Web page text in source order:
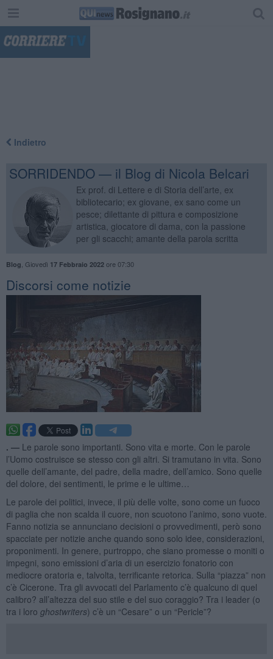
Indietro
SORRIDENDO — il Blog di Nicola Belcari
Ex prof. di Lettere e di Storia dell’arte, ex
bibliotecario; ex giovane, ex sano come un
pesce; dilettante di pittura e composizione
artistica, giocatore di dama, con la passione
per gli scacchi; amante della parola scritta
Blog Giovedì 17 Febbraio 2022ore 07:30
Discorsi come notizie
. — Le parole sono importanti. Sono vita e morte. Con le parole
l’Uomo costruisce se stesso con gli altri. Si tramutano in vita. Sono
quelle dell’amante, del padre, della madre, dell’amico. Sono quelle
del dolore, dei sentimenti, le prime e le ultime…
Le parole dei politici, invece, il più delle volte, sono come un fuoco
di paglia che non scalda il cuore, non scuotono l’animo, sono vuote.
Fanno notizia se annunciano decisioni o provvedimenti, però sono
spacciate per notizie anche quando sono solo idee, considerazioni,
proponimenti. In genere, purtroppo, che siano promesse o moniti o
impegni, sono emissioni d’aria di un esercizio fonatorio con
mediocre oratoria e, talvolta, terrificante retorica. Sulla “piazza” non
c’è Cicerone. Tra gli avvocati del Parlamento c’è qualcuno di quel
calibro? all’altezza del suo stile e del suo coraggio? Tra i leader (o
tra i loro ghostwriters) c’è un “Cesare” o un “Pericle”?